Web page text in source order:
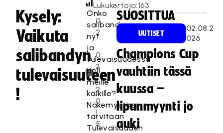
Kysely:
Vaikuta
salibandyn
tulevaisuuteen
!
0
2
.
0
3
.
2
0
1
5
Lukukertoja:163
Onko
salibandy
nyt
ja
tulevaisuudessa
peli
meille
kaikille?
Näkemystäsi
tarvitaan
Tulevaisuuden
SUOSITTUA
UUTISET
02.08.2
026
Champions Cup
vauhtiin tässä
kuussa –
lipunmyynti jo
auki